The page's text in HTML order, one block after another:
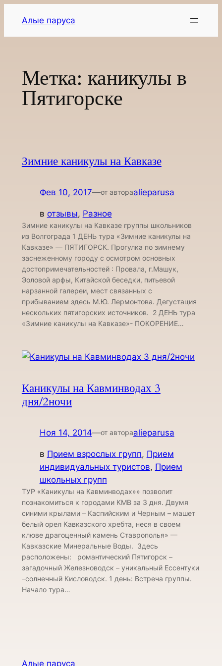
содержимому
Алые паруса
Метка: каникулы в
Пятигорске
Зимние каникулы на Кавказе
Фев 10, 2017—от автораalieparusa
в отзывы, Разное
Зимние каникулы на Кавказе группы школьников
из Волгограда 1 ДЕНЬ тура «Зимние каникулы на
Кавказе» — ПЯТИГОРСК. Прогулка по зимнему
заснеженному городу с осмотром основных
достопримечательностей : Провала, г.Машук,
Эоловой арфы, Китайской беседки, питьевой
нарзанной галереи, мест связанных с
прибыванием здесь М.Ю. Лермонтова. Дегустация
нескольких пятигорских источников. 2 ДЕНЬ тура
«Зимние каникулы на Кавказе»- ПОКОРЕНИЕ…
Каникулы на Кавминводах 3
дня/2ночи
Ноя 14, 2014—от автораalieparusa
в Прием взрослых групп, Прием
индивидуальных туристов, Прием
школьных групп
ТУР «Каникулы на Кавминводах»» позволит
познакомиться к городами КМВ за 3 дня. Двумя
синими крылами – Каспийским и Черным – машет
белый орел Кавказского хребта, неся в своем
клюве драгоценный камень Ставрополья» —
Кавказские Минеральные Воды. Здесь
расположены: романтический Пятигорск –
загадочный Железноводск – уникальный Ессентуки
–солнечный Кисловодск. 1 день: Встреча группы.
Начало тура…
Алые паруса